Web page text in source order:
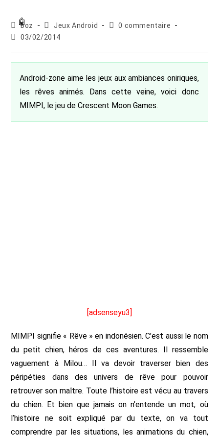
Auteur/autrice
de
boz
Post
category:
Jeux Android
Commentaires
0 commentaire
Publication
03/02/2014
Android-zone aime les jeux aux ambiances oniriques,
les rêves animés. Dans cette veine, voici donc
MIMPI, le jeu de Crescent Moon Games.
[adsenseyu3]
MIMPI signifie « Rêve » en indonésien. C’est aussi le nom
du petit chien, héros de ces aventures. Il ressemble
vaguement à Milou… Il va devoir traverser bien des
péripéties dans des univers de rêve pour pouvoir
retrouver son maître. Toute l’histoire est vécu au travers
du chien. Et bien que jamais on n’entende un mot, où
l’histoire ne soit expliqué par du texte, on va tout
comprendre par les situations, les animations du chien,